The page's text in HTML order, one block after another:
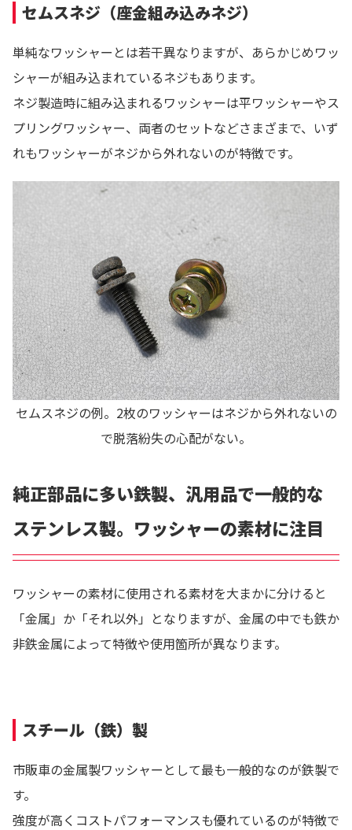
セムスネジ（座金組み込みネジ）
単純なワッシャーとは若干異なりますが、あらかじめワッ
シャーが組み込まれているネジもあります。
ネジ製造時に組み込まれるワッシャーは平ワッシャーやス
プリングワッシャー、両者のセットなどさまざまで、いず
れもワッシャーがネジから外れないのが特徴です。
セムスネジの例。2枚のワッシャーはネジから外れないの
で脱落紛失の心配がない。
純正部品に多い鉄製、汎用品で一般的な
ステンレス製。ワッシャーの素材に注目
ワッシャーの素材に使用される素材を大まかに分けると
「金属」か「それ以外」となりますが、金属の中でも鉄か
非鉄金属によって特徴や使用箇所が異なります。
スチール（鉄）製
市販車の金属製ワッシャーとして最も一般的なのが鉄製で
す。
強度が高くコストパフォーマンスも優れているのが特徴で